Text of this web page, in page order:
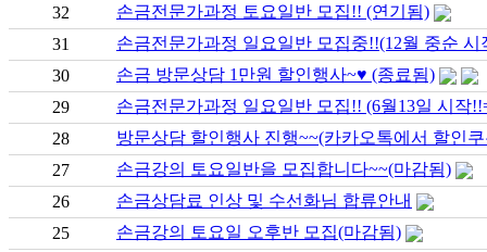
32
손금전문가과정 토요일반 모집!! (연기됨)
31
손금전문가과정 일요일반 모집중!!(12월 중순 시
30
손금 방문상담 1만원 할인행사 ~♥ (종료됨)
29
손금전문가과정 일요일반 모집!! (6월13일 시작
28
방문상담 할인행사 진행~~(카카오톡에서 할인
27
손금강의 토요일반을 모집합니다~~(마감됨)
26
손금상담료 인상 및 수선화님 합류안내
25
손금강의 토요일 오후반 모집(마감됨)